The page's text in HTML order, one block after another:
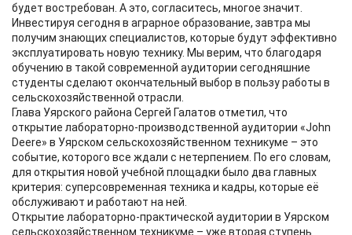
будет востребован. А это, согласитесь, многое значит.
Инвестируя сегодня в аграрное образование, завтра мы
получим знающих специалистов, которые будут эффективно
эксплуатировать новую технику. Мы верим, что благодаря
обучению в такой современной аудитории сегодняшние
студенты сделают окончательный выбор в пользу работы в
сельскохозяйственной отрасли.
Глава Уярского района Сергей Галатов отметил, что
открытие лабораторно-производственной аудитории «John
Deere» в Уярском сельскохозяйственном техникуме – это
событие, которого все ждали с нетерпением. По его словам,
для открытия новой учебной площадки было два главных
критерия: суперсовременная техника и кадры, которые её
обслуживают и работают на ней.
Открытие лабораторно-практической аудитории в Уярском
сельскохозяйственном техникуме – уже вторая ступень